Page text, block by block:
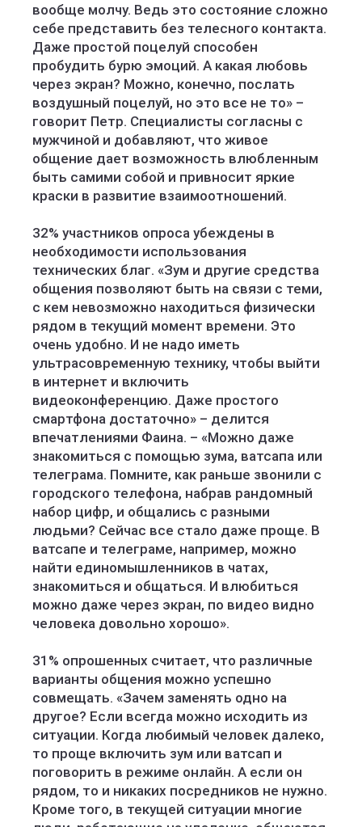
вообще молчу. Ведь это состояние сложно
себе представить без телесного контакта.
Даже простой поцелуй способен
пробудить бурю эмоций. А какая любовь
через экран? Можно, конечно, послать
воздушный поцелуй, но это все не то» –
говорит Петр. Специалисты согласны с
мужчиной и добавляют, что живое
общение дает возможность влюбленным
быть самими собой и привносит яркие
краски в развитие взаимоотношений.
32% участников опроса убеждены в
необходимости использования
технических благ. «Зум и другие средства
общения позволяют быть на связи с теми,
с кем невозможно находиться физически
рядом в текущий момент времени. Это
очень удобно. И не надо иметь
ультрасовременную технику, чтобы выйти
в интернет и включить
видеоконференцию. Даже простого
смартфона достаточно» – делится
впечатлениями Фаина. – «Можно даже
знакомиться с помощью зума, ватсапа или
телеграма. Помните, как раньше звонили с
городского телефона, набрав рандомный
набор цифр, и общались с разными
людьми? Сейчас все стало даже проще. В
ватсапе и телеграме, например, можно
найти единомышленников в чатах,
знакомиться и общаться. И влюбиться
можно даже через экран, по видео видно
человека довольно хорошо».
31% опрошенных считает, что различные
варианты общения можно успешно
совмещать. «Зачем заменять одно на
другое? Если всегда можно исходить из
ситуации. Когда любимый человек далеко,
то проще включить зум или ватсап и
поговорить в режиме онлайн. А если он
рядом, то и никаких посредников не нужно.
Кроме того, в текущей ситуации многие